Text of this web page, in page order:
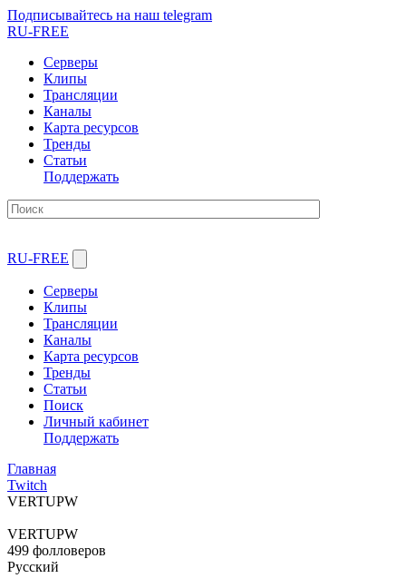
Подписывайтесь на наш telegram
RU-FREE
Серверы
Клипы
Трансляции
Каналы
Карта ресурсов
Тренды
Статьи
Поддержать
RU-FREE
Серверы
Клипы
Трансляции
Каналы
Карта ресурсов
Тренды
Статьи
Поиск
Личный кабинет
Поддержать
Главная
Twitch
VERTUPW
VERTUPW
499 фолловеров
Русский